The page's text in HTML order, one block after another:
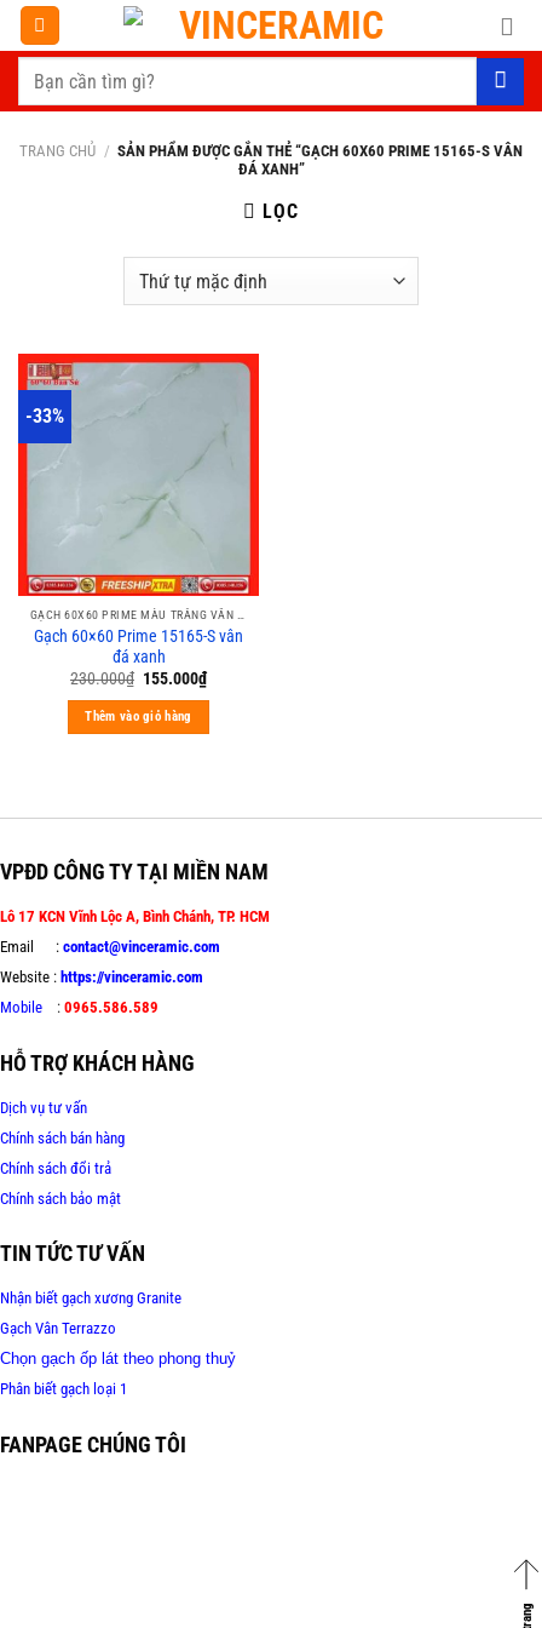
Chuyển
đến
dung
Tìm
kiếm:
TRANG CHỦ / SẢN PHẨM ĐƯỢC GẮN THẺ “GẠCH 60X60 PRIME 15165-S VÂN
ĐÁ XANH”
LỌC
-33%
Gạch 60×60 Prime 15165-S vân
đá xanh
230.000₫ 155.000₫
Thêm vào giỏ hàng
VPĐD CÔNG TY TẠI MIỀN NAM
Lô 17 KCN Vĩnh Lộc A, Bình Chánh, TP. HCM
Email : contact@vinceramic.com
Website : https://vinceramic.com
Mobile : 0965.586.589
HỖ TRỢ KHÁCH HÀNG
Dịch vụ tư vấn
Chính sách bán hàng
Chính sách đổi trả
Chính sách bảo mật
TIN TỨC TƯ VẤN
Nhận biết gạch xương Granite
Gạch Vân Terrazzo
Chọn gạch ốp lát theo phong thuỷ
Phân biết gạch loại 1
FANPAGE CHÚNG TÔI